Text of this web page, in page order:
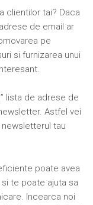
clientilor tai? Daca
de email ar
pe
si furnizarea unui
lista de adrese de
Astfel vei
tau
poate avea
te poate ajuta sa
Incearca noi